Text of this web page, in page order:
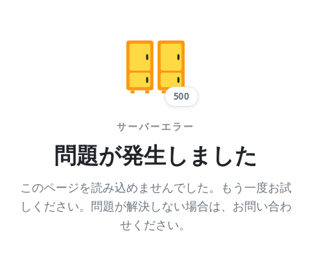
500
サーバーエラー
問題が発生しました
このページを読み込めませんでした。もう一度お試
しください。問題が解決しない場合は、お問い合わ
せください。